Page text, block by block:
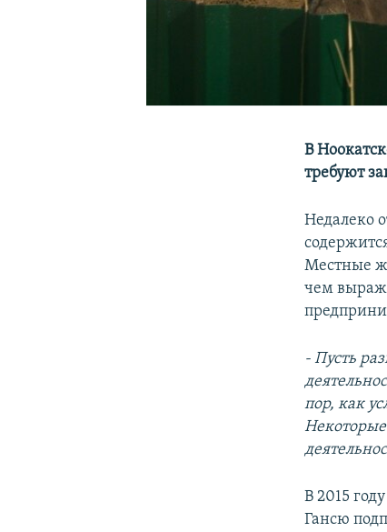
В
требуют
Недалеко
Местные
чем
- Пусть
пор, как
В 2015
Гансю